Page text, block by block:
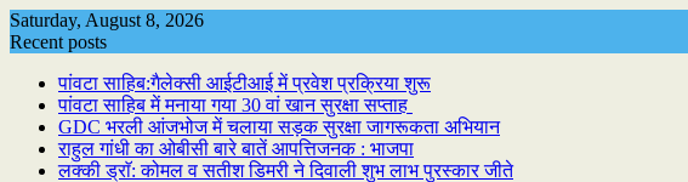
Skip
to
Saturday, August 8, 2026
Recent posts
पांवटा साहिब:गैलेक्सी आईटीआई में प्रवेश प्रक्रिया शुरू
पांवटा साहिब में मनाया गया 30 वां खान सुरक्षा सप्ताह
GDC भरली आंजभोज में चलाया सड़क सुरक्षा जागरूकता अभियान
राहुल गांधी का ओबीसी बारे बातें आपत्तिजनक : भाजपा
लक्की ड्राॅ: कोमल व सतीश डिमरी ने दिवाली शुभ लाभ पुरस्कार जीते